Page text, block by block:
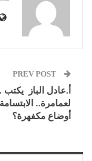
أ.عادل الباز يكتب
لعمامرة..
أوضاع مكفهرة؟